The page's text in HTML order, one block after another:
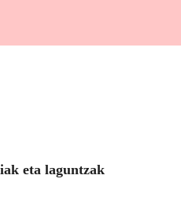
eta laguntzak